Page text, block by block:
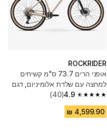
ROCKRIDER
אופני הרים 73.7 ס"מ קשיחים
למחצה עם שלדת אלומיניום, דגם
RACE 540
4.9
4.9 out of 5 stars from 40 reviews
(40)